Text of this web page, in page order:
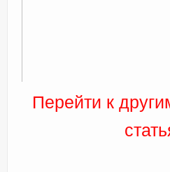
Перейти к